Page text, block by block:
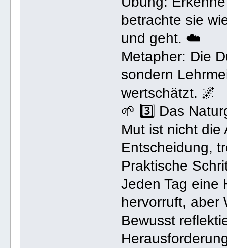
betrachte sie
und geht. ☁️
Metapher: Die
sondern
wertschätzt. 🌌
🌱 3️⃣ Das
Mut ist nicht die
Entscheidung,
Praktische
Jeden Tag eine
hervorruft, aber
Bewusst